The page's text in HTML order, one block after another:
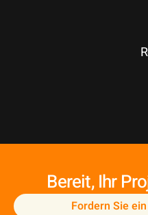
Bereit, Ihr
Fordern Sie